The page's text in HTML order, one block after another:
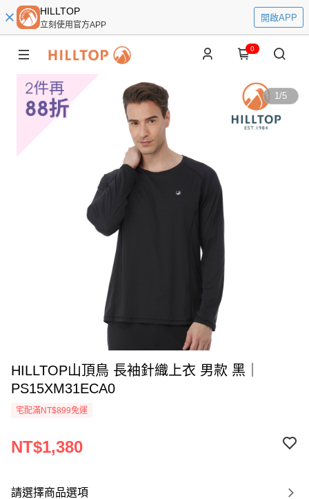
HILLTOP
立刻使用官方APP
開啟APP
0
1/5
HILLTOP山頂鳥 長袖針織上衣 男款 黑｜
PS15XM31ECA0
宅配滿NT$899免運
NT$1,380
請選擇商品選項